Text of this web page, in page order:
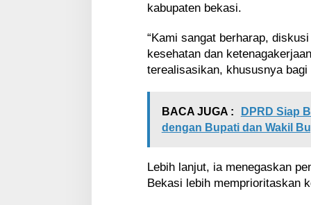
kabupaten bekasi.
“Kami sangat berharap,
kesehatan dan
terealisasikan, khususnya
BACA JUGA :
DPRD Siap
dengan Bupati dan Wakil
Lebih lanjut, ia menegaskan
Bekasi lebih memprioritaskan